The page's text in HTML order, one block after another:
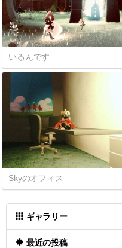
いるんです
Skyのオフィス
ギャラリー
最近の投稿